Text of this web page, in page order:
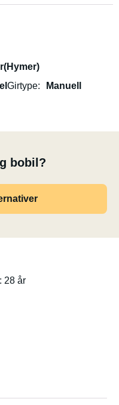
Girtype
Manuell
bobil?
28 år